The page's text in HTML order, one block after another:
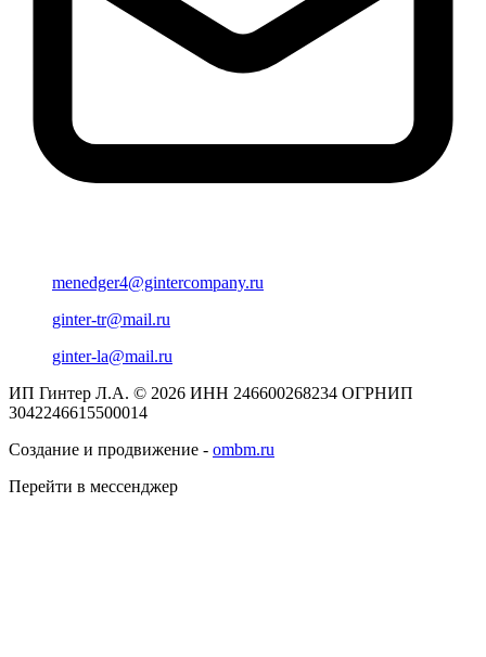
menedger4@gintercompany.ru
ginter-tr@mail.ru
ginter-la@mail.ru
ИП Гинтер Л.А. © 2026 ИНН 246600268234 ОГРНИП
3042246615500014
Создание и продвижение - ombm.ru
Перейти в мессенджер